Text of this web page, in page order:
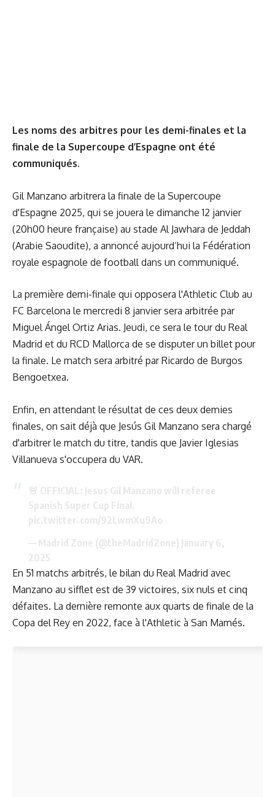
Les noms des arbitres pour les demi-finales et la
finale de la Supercoupe d’Espagne ont été
communiqués.
Gil Manzano arbitrera la finale de la Supercoupe
d'Espagne 2025, qui se jouera le dimanche 12 janvier
(20h00 heure française) au stade Al Jawhara de Jeddah
(Arabie Saoudite), a annoncé aujourd’hui la Fédération
royale espagnole de football dans un communiqué.
La première demi-finale qui opposera l'Athletic Club au
FC Barcelona le mercredi 8 janvier sera arbitrée par
Miguel Ángel Ortiz Arias. Jeudi, ce sera le tour du Real
Madrid et du RCD Mallorca de se disputer un billet pour
la finale. Le match sera arbitré par Ricardo de Burgos
Bengoetxea.
Enfin, en attendant le résultat de ces deux demies
finales, on sait déjà que Jesús Gil Manzano sera chargé
d'arbitrer le match du titre, tandis que Javier Iglesias
Villanueva s'occupera du VAR.
En 51 matchs arbitrés, le bilan du Real Madrid avec
Manzano au sifflet est de 39 victoires, six nuls et cinq
défaites. La dernière remonte aux quarts de finale de la
Copa del Rey en 2022, face à l'Athletic à San Mamés.